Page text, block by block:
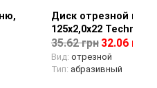
шлифмашиной.
мм.
Просмотр
Диск отрезной по
125х2,0х22 Technics
35.62 грн 32.06 грн
Вид: отрезной
Тип: абразивный